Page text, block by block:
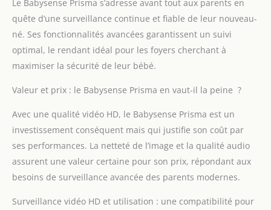
d'une veilleuse intégrée
réglable à 6 couleurs et
d'une sélection de sons
blancs et de berceuses
pour bercer doucement
have indispensable
pour l'équipement de
votre bébé Autonomie
de la batterie
prolongée – Équipée
d'une grande batterie
pour une surveillance
prolongée sans
et protégé – Profitez
Le Babysense Prisma s’adresse avant tout aux parents en
quête d’une surveillance continue et fiable de leur nouveau-
né. Ses fonctionnalités avancées garantissent un suivi
optimal, le rendant idéal pour les foyers cherchant à
maximiser la sécurité de leur bébé.
Valeur et prix : le Babysense Prisma en vaut-il la peine ?
Avec une qualité vidéo HD, le Babysense Prisma est un
investissement conséquent mais qui justifie son coût par
ses performances. La netteté de l’image et la qualité audio
assurent une valeur certaine pour son prix, répondant aux
besoins de surveillance avancée des parents modernes.
Surveillance vidéo HD et utilisation : une compatibilité pour